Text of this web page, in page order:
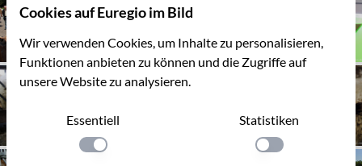
Cookies auf Euregio im Bild
Wir verwenden Cookies, um Inhalte zu personalisieren,
Funktionen anbieten zu können und die Zugriffe auf
unsere Website zu analysieren.
Essentiell
Einstellung anwenden
Statistiken
Einstellung